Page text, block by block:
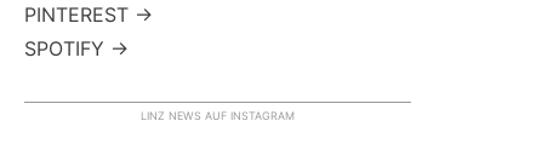
PINTEREST →
SPOTIFY →
LINZ NEWS AUF INSTAGRAM